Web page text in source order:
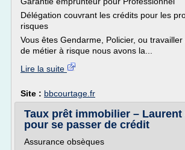
Délégation couvrant les crédits pour les
risques
Vous êtes Gendarme, Policier, ou
de métier à risque nous avons la...
Lire la suite
Site : bbcourtage.fr
Taux prêt immobilier – Laurent
pour se passer de crédit
Assurance obsèques